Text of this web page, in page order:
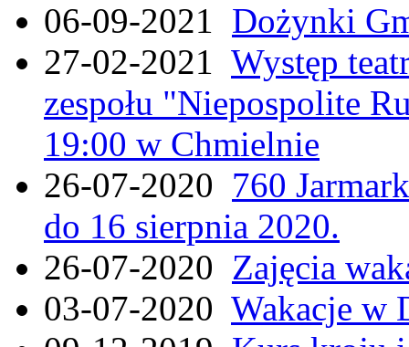
06-09-2021 Dożynki
27-02-2021 Występ
zespołu "Niepospolite
19:00 w Chmielnie
26-07-2020 760
do 16 sierpnia 2020.
26-07-2020 Zajęcia
03-07-2020 Wakacje w